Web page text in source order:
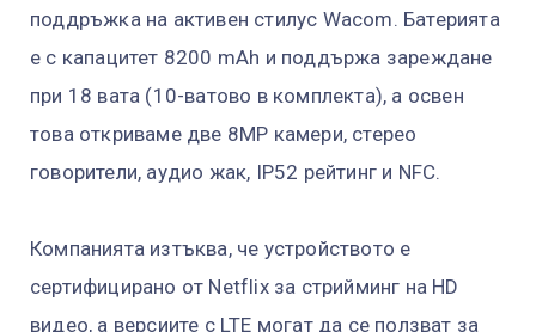
поддръжка на активен стилус Wacom. Батерията
е с капацитет 8200 mAh и поддържа зареждане
при 18 вата (10-ватово в комплекта), а освен
това откриваме две 8МР камери, стерео
говорители, аудио жак, IP52 рейтинг и NFC.
Компанията изтъква, че устройството е
сертифицирано от Netflix за стрийминг на HD
видео, а версиите с LTE могат да се ползват за